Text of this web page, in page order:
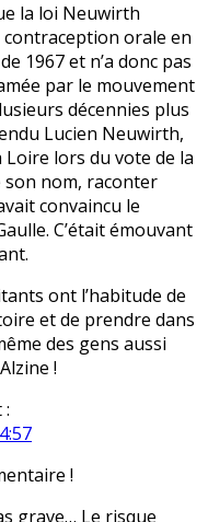
la loi Neuwirth
orale en
1967 et n’a donc pas
par le mouvement
décennies plus
Lucien Neuwirth,
Loire lors du vote de la
nom, raconter
convaincu le
C’était émouvant
ont l’habitude de
et de prendre dans
des gens aussi
!
:
!
grave… Le risque